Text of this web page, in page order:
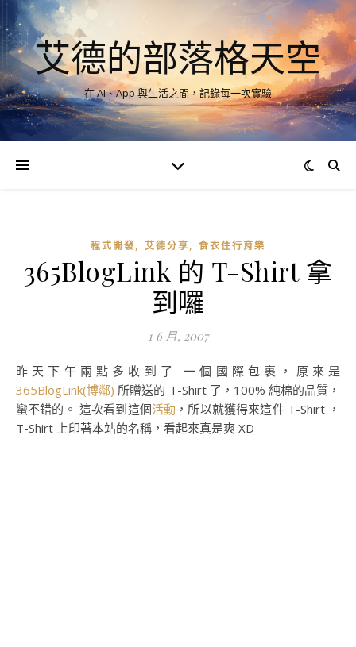
艾德的部落格天空
在 AI、App 與生活之間，記錄每一次實驗
程式開發, 艾德分享, 食衣住行育樂
365BlogLink 的 T-Shirt 拿
到囉
1 6 月, 2007
昨天下午兩點多收到了 一個國際包裹，原來是
365BlogLink(博鄰) 所贈送的 T-Shirt 了，100% 純棉的品質，
蠻不錯的。 這次看到這個活動 ，所以就獲得來這件 T-Shirt ，
T-Shirt 上印著本站的名稱，看起來真是爽 XD